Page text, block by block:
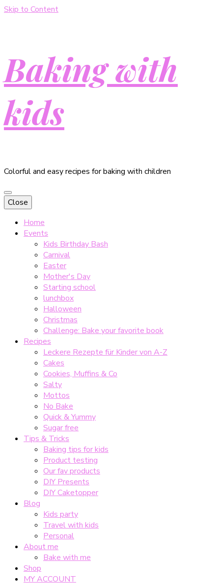
Skip to Content
Baking with
kids
Colorful and easy recipes for baking with children
Close
Home
Events
Kids Birthday Bash
Carnival
Easter
Mother's Day
Starting school
lunchbox
Halloween
Christmas
Challenge: Bake your favorite book
Recipes
Leckere Rezepte für Kinder von A-Z
Cakes
Cookies, Muffins & Co
Salty
Mottos
No Bake
Quick & Yummy
Sugar free
Tips & Tricks
Baking tips for kids
Product testing
Our fav products
DIY Presents
DIY Caketopper
Blog
Kids party
Travel with kids
Personal
About me
Bake with me
Shop
MY ACCOUNT